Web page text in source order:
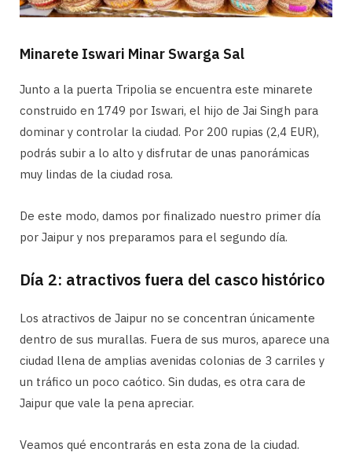
Minarete Iswari Minar Swarga Sal
Junto a la puerta Tripolia se encuentra este minarete
construido en 1749 por Iswari, el hijo de Jai Singh para
dominar y controlar la ciudad. Por 200 rupias (2,4 EUR),
podrás subir a lo alto y disfrutar de unas panorámicas
muy lindas de la ciudad rosa.
De este modo, damos por finalizado nuestro primer día
por Jaipur y nos preparamos para el segundo día.
Día 2: atractivos fuera del casco histórico
Los atractivos de Jaipur no se concentran únicamente
dentro de sus murallas. Fuera de sus muros, aparece una
ciudad llena de amplias avenidas colonias de 3 carriles y
un tráfico un poco caótico. Sin dudas, es otra cara de
Jaipur que vale la pena apreciar.
Veamos qué encontrarás en esta zona de la ciudad.